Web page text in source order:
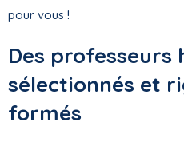
pour vous !
Des professeurs
sélectionnés et
formés